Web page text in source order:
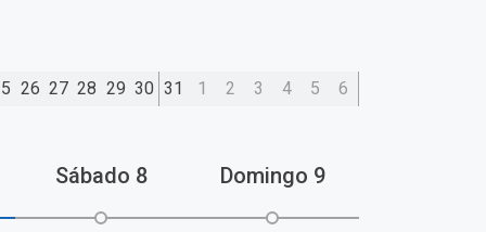
26 27 28 29 30 31 1 2 3 4 5 6
Sábado 8 Domingo 9